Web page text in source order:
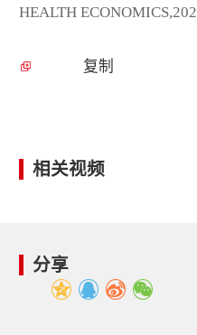
HEALTH
复制
相关视频
分享